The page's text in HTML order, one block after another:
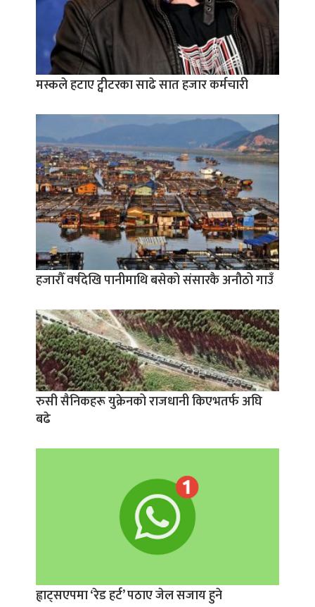
मस्कले हटाए ट्वीटरका साढे सात हजार कर्मचारी
हजारौँ वर्षदेखि पानीमाथि बसेको संसारकै अनौठो गाउँ
रुसी सैनिकहरू युक्रेनको राजधानी किएभतर्फ अघि
बढे
ह्वाट्सएपमा ‘रेड हर्ट’ पठाए जेल सजाय हुने